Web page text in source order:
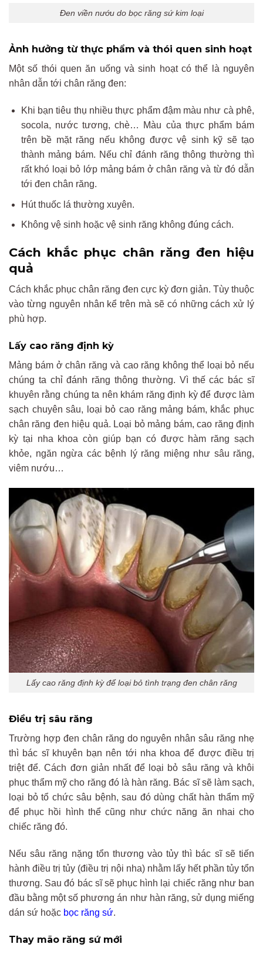
Đen viền nướu do bọc răng sứ kim loại
Ảnh hưởng từ thực phẩm và thói quen sinh hoạt
Một số thói quen ăn uống và sinh hoạt có thể là nguyên
nhân dẫn tới chân răng đen:
Khi bạn tiêu thụ nhiều thực phẩm đậm màu như cà phê,
socola, nước tương, chè… Màu của thực phẩm bám
trên bề mặt răng nếu không được vệ sinh kỹ sẽ tạo
thành mảng bám. Nếu chỉ đánh răng thông thường thì
rất khó loại bỏ lớp mảng bám ở chân răng và từ đó dẫn
tới đen chân răng.
Hút thuốc lá thường xuyên.
Không vệ sinh hoặc vệ sinh răng không đúng cách.
Cách khắc phục chân răng đen hiệu
quả
Cách khắc phục chân răng đen cực kỳ đơn giản. Tùy thuộc
vào từng nguyên nhân kể trên mà sẽ có những cách xử lý
phù hợp.
Lấy cao răng định kỳ
Mảng bám ở chân răng và cao răng không thể loại bỏ nếu
chúng ta chỉ đánh răng thông thường. Vì thế các bác sĩ
khuyên rằng chúng ta nên khám răng định kỳ để được làm
sạch chuyên sâu, loại bỏ cao răng mảng bám, khắc phục
chân răng đen hiệu quả. Loại bỏ mảng bám, cao răng định
kỳ tại nha khoa còn giúp bạn có được hàm răng sạch
khỏe, ngăn ngừa các bệnh lý răng miệng như sâu răng,
viêm nướu…
Lấy cao răng định kỳ để loại bỏ tình trạng đen chân răng
Điều trị sâu răng
Trường hợp đen chân răng do nguyên nhân sâu răng nhẹ
thì bác sĩ khuyên bạn nên tới nha khoa để được điều trị
triệt để. Cách đơn giản nhất để loại bỏ sâu răng và khôi
phục thẩm mỹ cho răng đó là hàn răng. Bác sĩ sẽ làm sạch,
loại bỏ tổ chức sâu bệnh, sau đó dùng chất hàn thẩm mỹ
để phục hồi hình thể cũng như chức năng ăn nhai cho
chiếc răng đó.
Nếu sâu răng nặng tổn thương vào tủy thì bác sĩ sẽ tiến
hành điều trị tủy (điều trị nội nha) nhằm lấy hết phần tủy tổn
thương. Sau đó bác sĩ sẽ phục hình lại chiếc răng như ban
đầu bằng một số phương án như hàn răng, sử dụng miếng
dán sứ hoặc bọc răng sứ.
Thay mão răng sứ mới